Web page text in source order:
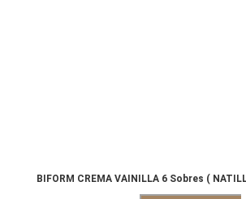
BIFORM CREMA VAINILLA 6 Sobres (